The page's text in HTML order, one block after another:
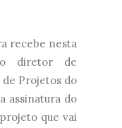
recebe nesta
o diretor de
Projetos do
assinatura do
que vai